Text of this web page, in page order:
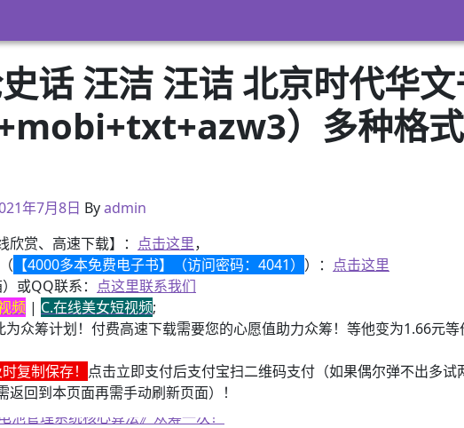
话 汪洁 汪诘 北京时代华
）多种格
年2月20日
年7月8日 Byadmin
赏、高速下载】： 点击这里，
（ 【4000多本免费电子书】（访问密码：4041） ）： 点击这里
或QQ联系： 点这里联系我们
频 | C.在线美女短视频;
为众筹计划！付费高速下载需要您的心愿值助力众筹！等他变为1.66元等
复制保存！ 点击立即支付后支付宝扫二维码支付（如果偶尔弹不出多
回到本页面再需手动刷新页面）！
管理系统核心算法》众筹一次！
频开始欣赏）